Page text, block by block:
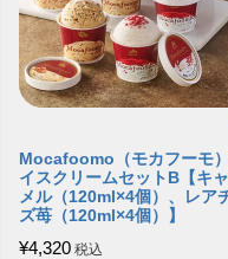
Mocafoomo（モカフーモ
イスクリームセットB【キ
メル（120ml×4個）、レア
ズ苺（120ml×4個）】
¥4,320 税込